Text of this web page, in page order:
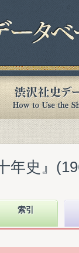
年史』
索引